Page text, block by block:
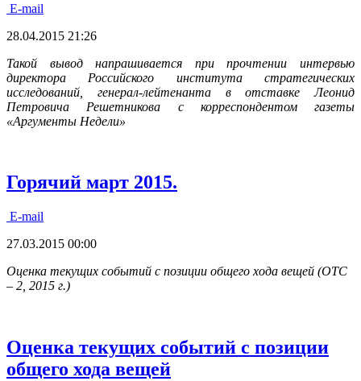
E-mail
28.04.2015 21:26
Такой вывод напрашивается при прочтении интервью
директора Российского института стратегических
исследований, генерал-лейтенанта в отставке Леонид
Петровича Решетникова с корреспондентом газеты
«Аргументы Недели»
Горячий март 2015.
E-mail
27.03.2015 00:00
Оценка текущих событий с позиции общего хода вещей (ОТС
– 2, 2015 г.)
Оценка текущих событий с позиции
общего хода вещей